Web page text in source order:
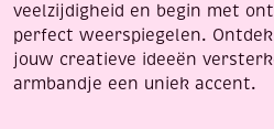
veelzijdigheid en begin met
perfect weerspiegelen.
jouw creatieve ideeën
armbandje een uniek accent.